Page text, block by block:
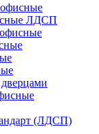
ЛДСП
(ЛДСП)